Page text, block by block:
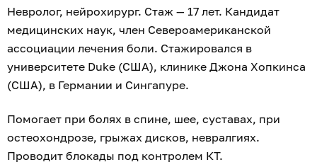
Невролог, нейрохирург. Стаж — 17 лет. Кандидат
медицинских наук, член Североамериканской
ассоциации лечения боли. Стажировался в
университете Duke (США), клинике Джона Хопкинса
(США), в Германии и Сингапуре.
Помогает при болях в спине, шее, суставах, при
остеохондрозе, грыжах дисков, невралгиях.
Проводит блокады под контролем КТ.